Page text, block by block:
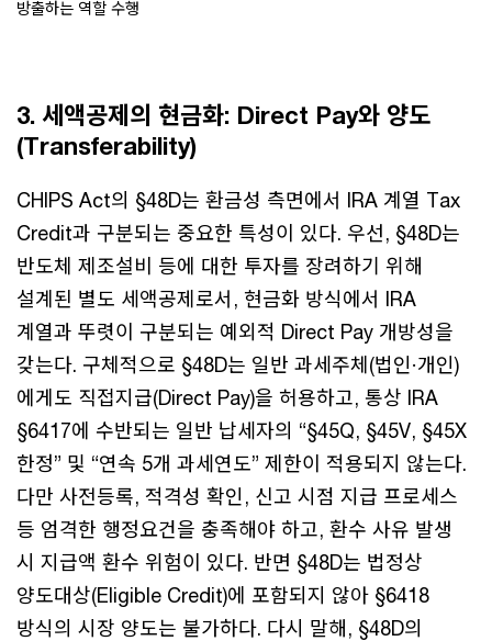
방출하는 역할 수행
3. 세액공제의 현금화: Direct Pay와 양도
(Transferability)
CHIPS Act의 §48D는 환금성 측면에서 IRA 계열 Tax
Credit과 구분되는 중요한 특성이 있다. 우선, §48D는
반도체 제조설비 등에 대한 투자를 장려하기 위해
설계된 별도 세액공제로서, 현금화 방식에서 IRA
계열과 뚜렷이 구분되는 예외적 Direct Pay 개방성을
갖는다. 구체적으로 §48D는 일반 과세주체(법인·개인)
에게도 직접지급(Direct Pay)을 허용하고, 통상 IRA
§6417에 수반되는 일반 납세자의 “§45Q, §45V, §45X
한정” 및 “연속 5개 과세연도” 제한이 적용되지 않는다.
다만 사전등록, 적격성 확인, 신고 시점 지급 프로세스
등 엄격한 행정요건을 충족해야 하고, 환수 사유 발생
시 지급액 환수 위험이 있다. 반면 §48D는 법정상
양도대상(Eligible Credit)에 포함되지 않아 §6418
방식의 시장 양도는 불가하다. 다시 말해, §48D의